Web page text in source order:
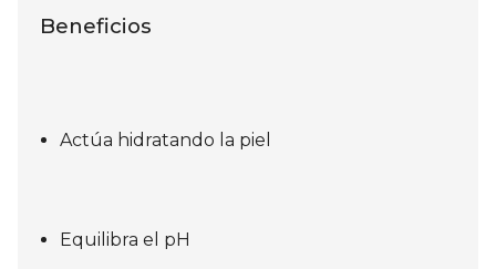
Beneficios
Actúa hidratando la piel
Equilibra el pH